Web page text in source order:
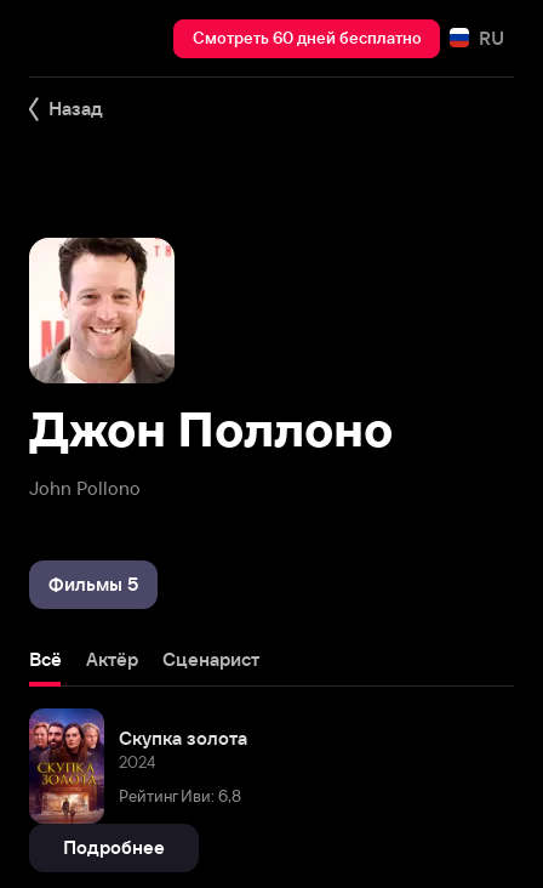
Смотреть 60 дней бесплатно RU
Назад
John Pollono
Джон Поллоно
Фильмы 5
Всё Актёр Сценарист
Скупка золота
2024
Рейтинг Иви: 6,8
Подробнее